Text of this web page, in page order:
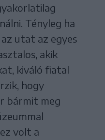
Tényleg ha
utat az egyes
akik
kiváló fiatal
hogy
bármit meg
volt a